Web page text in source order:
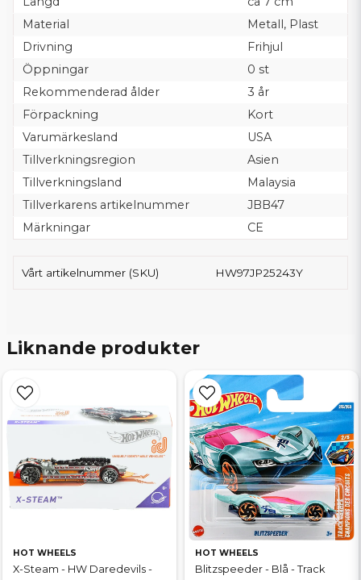
Material
Metall, Plast
Drivning
Frihjul
Öppningar
0 st
Rekommenderad ålder
3 år
Förpackning
Kort
Varumärkesland
USA
Tillverkningsregion
Asien
Tillverkningsland
Malaysia
Tillverkarens artikelnummer
JBB47
Märkningar
CE
Vårt artikelnummer (SKU) HW97JP25243Y
Liknande produkter
HOT WHEELS
X-Steam - HW Daredevils -
HOT WHEELS
Blitzspeeder - Blå - Track